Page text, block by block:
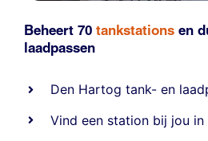
Beheert 70 tankstations en
laadpassen
Den Hartog tank- en
Vind een station bij jou